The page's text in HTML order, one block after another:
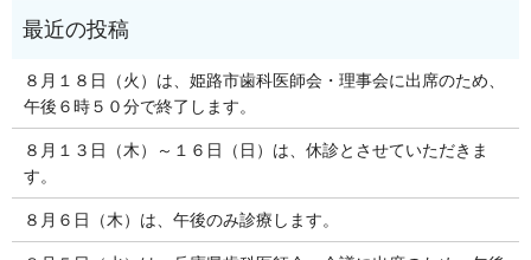
８月１８日（火）は、姫路市歯科医師会・理事会に出席のため、
午後６時５０分で終了します。
８月１３日（木）～１６日（日）は、休診とさせていただきま
す。
８月６日（木）は、午後のみ診療します。